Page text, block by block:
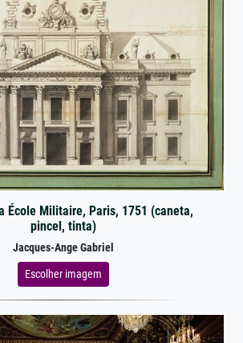
École Militaire, Paris, 1751 (caneta,
pincel, tinta)
Jacques-Ange Gabriel
Escolher imagem